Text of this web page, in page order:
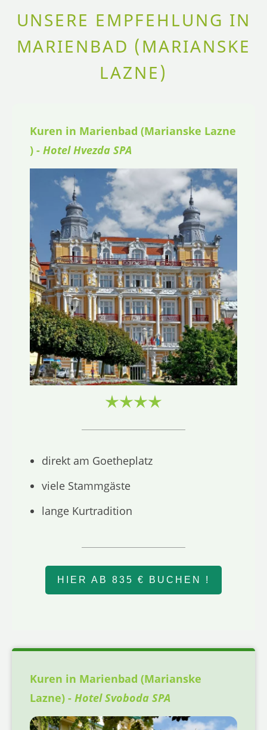
UNSERE EMPFEHLUNG IN
MARIENBAD (MARIANSKE
LAZNE)
Kuren in Marienbad (Marianske Lazne
) - Hotel Hvezda SPA
direkt am Goetheplatz
viele Stammgäste
lange Kurtradition
HIER AB 835 € BUCHEN !
Kuren in Marienbad (Marianske
Lazne) - Hotel Svoboda SPA